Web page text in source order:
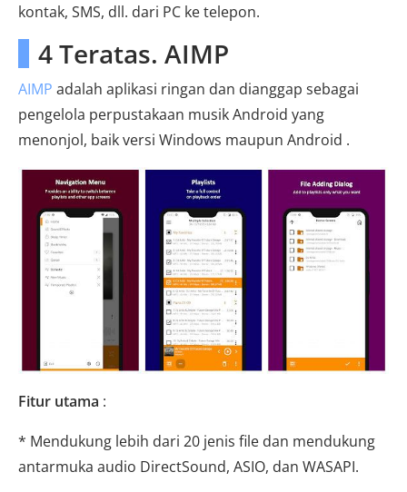
kontak, SMS, dll. dari PC ke telepon.
4 Teratas. AIMP
AIMP adalah aplikasi ringan dan dianggap sebagai
pengelola perpustakaan musik Android yang
menonjol, baik versi Windows maupun Android .
Fitur utama :
* Mendukung lebih dari 20 jenis file dan mendukung
antarmuka audio DirectSound, ASIO, dan WASAPI.